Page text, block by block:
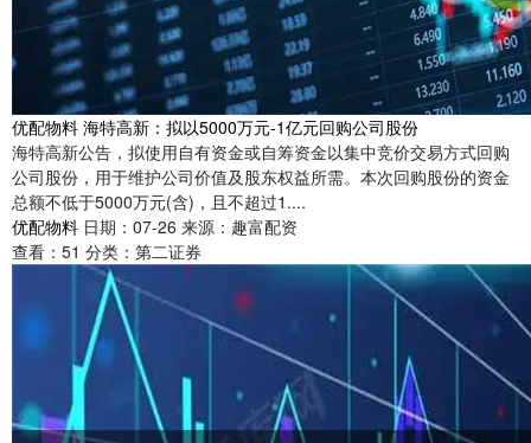
优配物料 海特高新：拟以5000万元-1亿元回购公司股份
海特高新公告，拟使用自有资金或自筹资金以集中竞价交易方式回购
公司股份，用于维护公司价值及股东权益所需。本次回购股份的资金
总额不低于5000万元(含)，且不超过1....
优配物料 日期：07-26 来源：趣富配资
查看： 51 分类： 第二证券